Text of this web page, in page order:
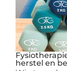
herstel en